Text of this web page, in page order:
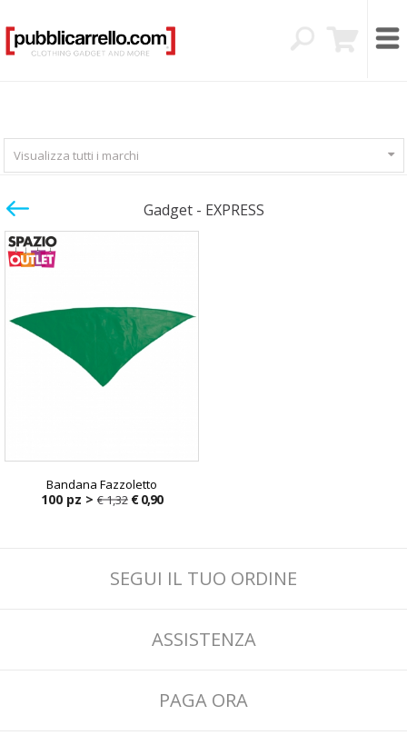
Visualizza tutti i marchi
Gadget - EXPRESS
Bandana Fazzoletto
100 pz > € 1,32 € 0,90
SEGUI IL TUO ORDINE
ASSISTENZA
PAGA ORA